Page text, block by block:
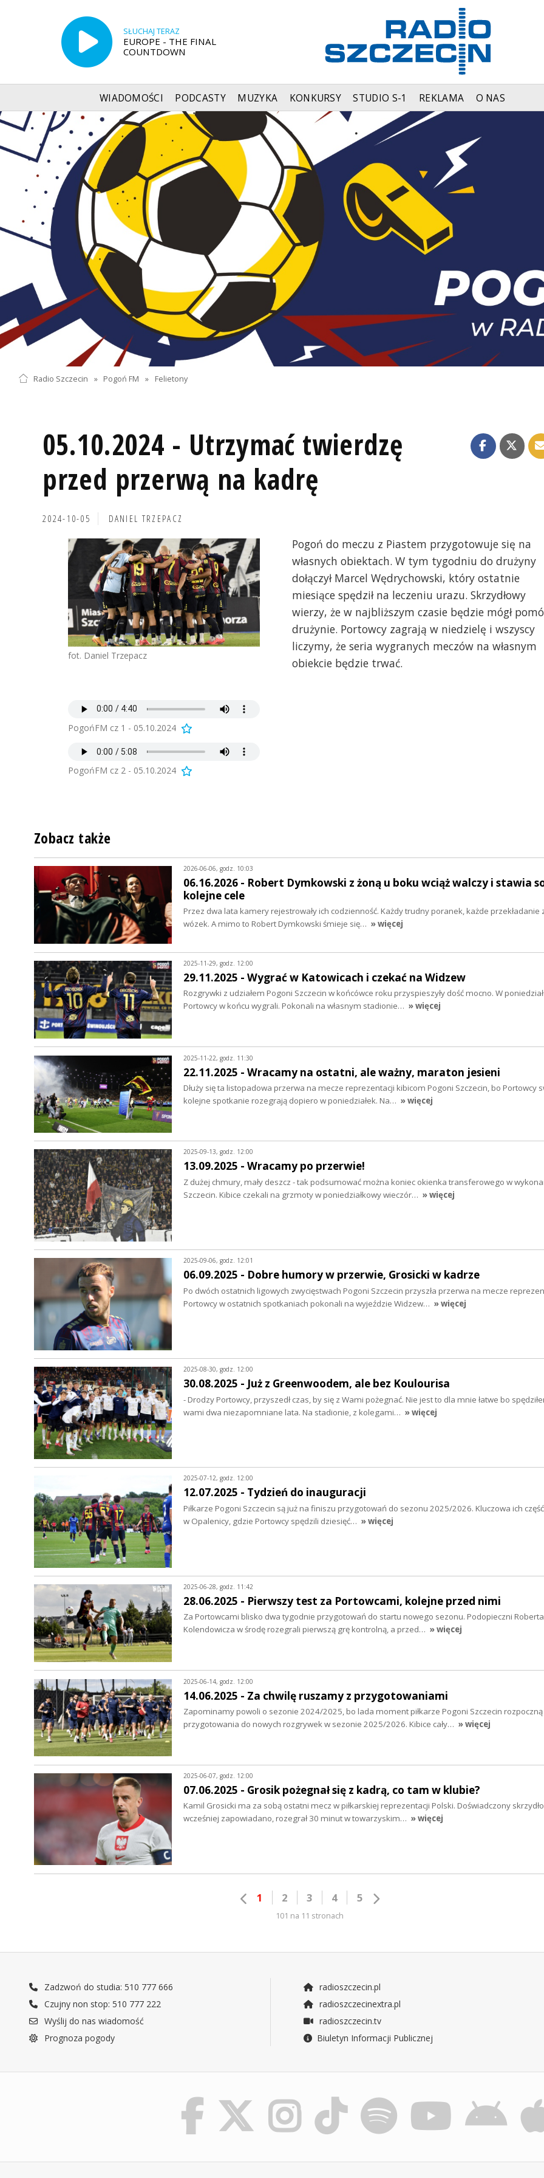
SŁUCHAJ TERAZ
EUROPE - THE FINAL
COUNTDOWN
WIADOMOŚCI PODCASTY MUZYKA KONKURSY STUDIO S-1 REKLAMA O NAS
Radio Szczecin » Pogoń FM » Felietony
05.10.2024 - Utrzymać twierdzę
przed przerwą na kadrę
2024-10-05 DANIEL TRZEPACZ
fot. Daniel Trzepacz
Pogoń do meczu z Piastem przygotowuje się na
własnych obiektach. W tym tygodniu do drużyny
dołączył Marcel Wędrychowski, który ostatnie
miesiące spędził na leczeniu urazu. Skrzydłowy
wierzy, że w najbliższym czasie będzie mógł
drużynie. Portowcy zagrają w niedzielę i wszyscy
liczymy, że seria wygranych meczów na własnym
obiekcie będzie trwać.
PogońFM cz 1 - 05.10.2024
PogońFM cz 2 - 05.10.2024
Zobacz także
2026-06-06, godz. 10:03
06.16.2026 - Robert Dymkowski z żoną u boku wciąż walczy i stawia
kolejne cele
Przez dwa lata kamery rejestrowały ich codzienność. Każdy trudny poranek, każde przekładanie
wózek. A mimo to Robert Dymkowski śmieje się… » więcej
2025-11-29, godz. 12:00
29.11.2025 - Wygrać w Katowicach i czekać na Widzew
Rozgrywki z udziałem Pogoni Szczecin w końcówce roku przyspieszyły dość mocno. W
Portowcy w końcu wygrali. Pokonali na własnym stadionie… » więcej
2025-11-22, godz. 11:30
22.11.2025 - Wracamy na ostatni, ale ważny, maraton jesieni
Dłuży się ta listopadowa przerwa na mecze reprezentacji kibicom Pogoni Szczecin, bo Portowcy
kolejne spotkanie rozegrają dopiero w poniedziałek. Na… » więcej
2025-09-13, godz. 12:00
13.09.2025 - Wracamy po przerwie!
Z dużej chmury, mały deszcz - tak podsumować można koniec okienka transferowego w
Szczecin. Kibice czekali na grzmoty w poniedziałkowy wieczór… » więcej
2025-09-06, godz. 12:01
06.09.2025 - Dobre humory w przerwie, Grosicki w kadrze
Po dwóch ostatnich ligowych zwycięstwach Pogoni Szczecin przyszła przerwa na mecze
Portowcy w ostatnich spotkaniach pokonali na wyjeździe Widzew… » więcej
2025-08-30, godz. 12:00
30.08.2025 - Już z Greenwoodem, ale bez Koulourisa
- Drodzy Portowcy, przyszedł czas, by się z Wami pożegnać. Nie jest to dla mnie łatwe bo
wami dwa niezapomniane lata. Na stadionie, z kolegami… » więcej
2025-07-12, godz. 12:00
12.07.2025 - Tydzień do inauguracji
Piłkarze Pogoni Szczecin są już na finiszu przygotowań do sezonu 2025/2026. Kluczowa ich
w Opalenicy, gdzie Portowcy spędzili dziesięć… » więcej
2025-06-28, godz. 11:42
28.06.2025 - Pierwszy test za Portowcami, kolejne przed nimi
Za Portowcami blisko dwa tygodnie przygotowań do startu nowego sezonu. Podopieczni Roberta
Kolendowicza w środę rozegrali pierwszą grę kontrolną, a przed… » więcej
2025-06-14, godz. 12:00
14.06.2025 - Za chwilę ruszamy z przygotowaniami
Zapominamy powoli o sezonie 2024/2025, bo lada moment piłkarze Pogoni Szczecin rozpoczną
przygotowania do nowych rozgrywek w sezonie 2025/2026. Kibice cały… » więcej
2025-06-07, godz. 12:00
07.06.2025 - Grosik pożegnał się z kadrą, co tam w klubie?
Kamil Grosicki ma za sobą ostatni mecz w piłkarskiej reprezentacji Polski. Doświadczony
wcześniej zapowiadano, rozegrał 30 minut w towarzyskim… » więcej
1 2 3 4 5
101 na 11 stronach
Zadzwoń do studia: 510 777 666
Czujny non stop: 510 777 222
Wyślij do nas wiadomość
Prognoza pogody
radioszczecin.pl
radioszczecinextra.pl
radioszczecin.tv
Biuletyn Informacji Publicznej